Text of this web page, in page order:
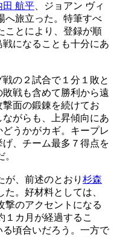
田 航平 、ジョアン ヴィ
へ旅立った。特筆すべ
ことにより、登録が順
になることも十分にあ
の２試合で１分１敗と
戦も含めて勝利から遠
面の鍛錬を続けてお
がらも、上昇傾向にあ
うかがカギ。キープレ
、チーム最多７得点を
。
が、前述のとおり 杉森
た。好材料としては、
撃のアクセントになる
１カ月が経過するこ
頃合いだろう。一方で